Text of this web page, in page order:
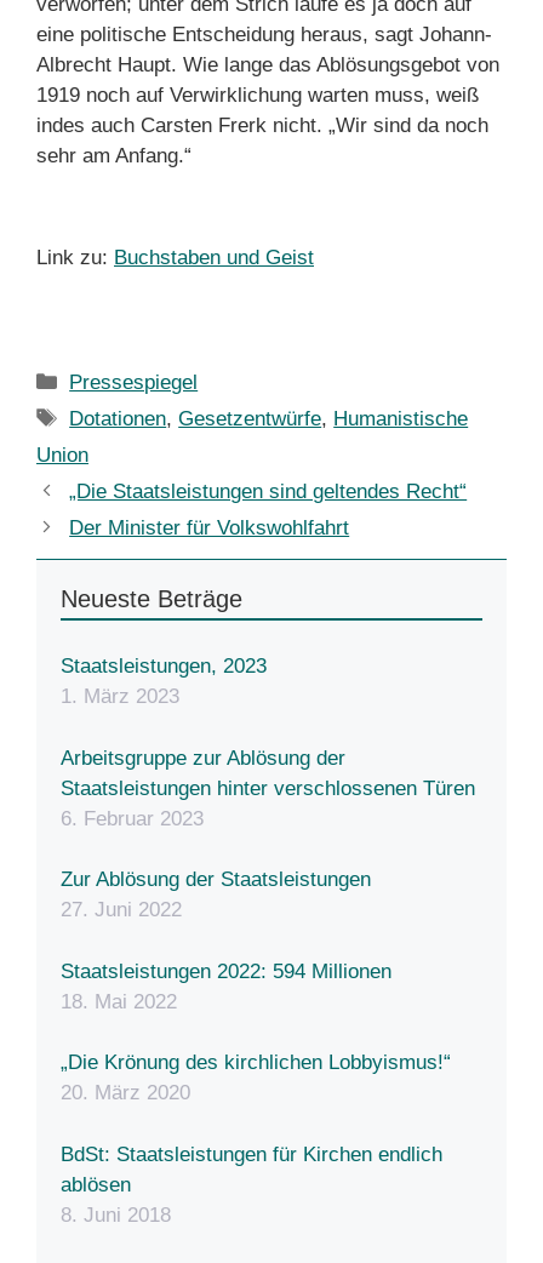
eine politische Entscheidung heraus, sagt Johann-
Albrecht Haupt. Wie lange das Ablösungsgebot von
1919 noch auf Verwirklichung warten muss, weiß
indes auch Carsten Frerk nicht. „Wir sind da noch
sehr am Anfang.“
Link zu: Buchstaben und Geist
Kategorien
Pressespiegel
Schlagwörter
Dotationen,Gesetzentwürfe, Humanistische
Union
„Die Staatsleistungen sind geltendes Recht“
Der Minister für Volkswohlfahrt
Neueste Beträge
Staatsleistungen, 2023
1. März 2023
Arbeitsgruppe zur Ablösung der
Staatsleistungen hinter verschlossenen Türen
6. Februar 2023
Zur Ablösung der Staatsleistungen
27. Juni 2022
Staatsleistungen 2022: 594 Millionen
18. Mai 2022
„Die Krönung des kirchlichen Lobbyismus!“
20. März 2020
BdSt: Staatsleistungen für Kirchen endlich
ablösen
8. Juni 2018